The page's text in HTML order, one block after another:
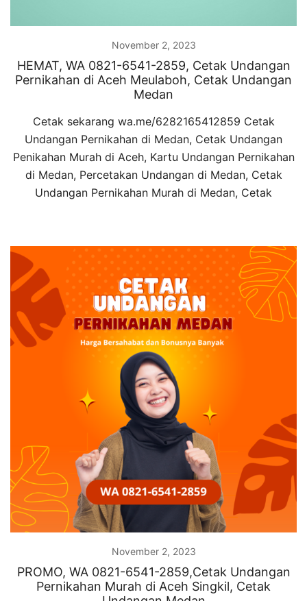
November 2, 2023
HEMAT, WA 0821-6541-2859, Cetak Undangan
Pernikahan di Aceh Meulaboh, Cetak Undangan
Medan
Cetak sekarang wa.me/6282165412859 Cetak
Undangan Pernikahan di Medan, Cetak Undangan
Penikahan Murah di Aceh, Kartu Undangan Pernikahan
di Medan, Percetakan Undangan di Medan, Cetak
Undangan Pernikahan Murah di Medan, Cetak
November 2, 2023
PROMO, WA 0821-6541-2859,Cetak Undangan
Pernikahan Murah di Aceh Singkil, Cetak